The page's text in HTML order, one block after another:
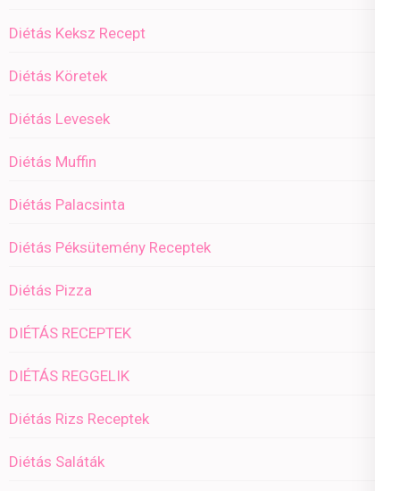
Diétás Keksz Recept
Diétás Köretek
Diétás Levesek
Diétás Muffin
Diétás Palacsinta
Diétás Péksütemény Receptek
Diétás Pizza
DIÉTÁS RECEPTEK
DIÉTÁS REGGELIK
Diétás Rizs Receptek
Diétás Saláták